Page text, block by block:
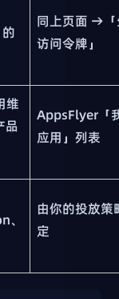
同上页面 →
访问令牌」
维
品
AppsFlyer「
应用」列表
由你的投放策
定